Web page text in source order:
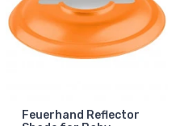
Feuerhand Reflector